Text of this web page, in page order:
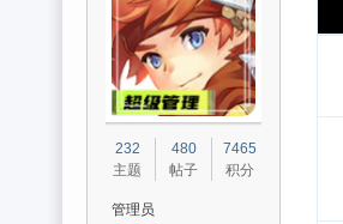
232
主题
480
帖子
7465
积分
管理员